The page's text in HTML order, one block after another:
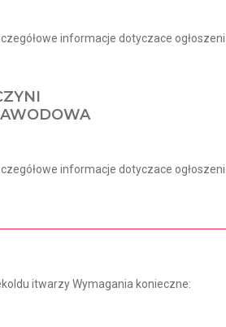
informacje dotyczace
informacje dotyczace
itwarzy Wymagania konieczne: